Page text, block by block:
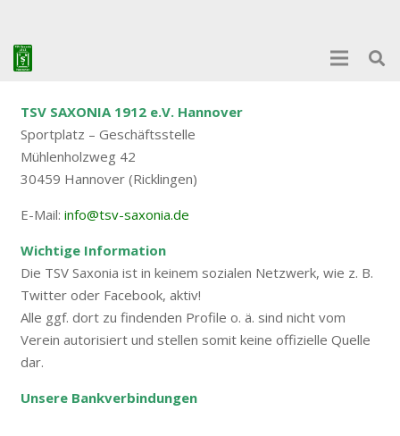
TSV SAXONIA 1912 e.V. Hannover
Sportplatz – Geschäftsstelle
Mühlenholzweg 42
30459 Hannover (Ricklingen)
E-Mail: info@tsv-saxonia.de
Wichtige Information
Die TSV Saxonia ist in keinem sozialen Netzwerk, wie z. B.
Twitter oder Facebook, aktiv!
Alle ggf. dort zu findenden Profile o. ä. sind nicht vom
Verein autorisiert und stellen somit keine offizielle Quelle
dar.
Unsere Bankverbindungen